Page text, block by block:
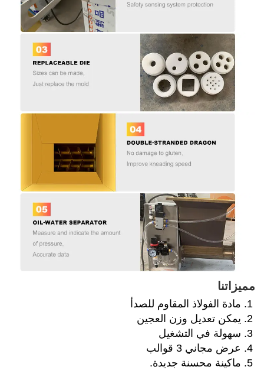
مميزاتنا
1. مادة الفولاذ المقاوم للصدأ
2. يمكن تعديل وزن العجين
3. سهولة في التشغيل
4. عرض مجاني 3 قوالب
5. ماكينة محسنة جديدة.